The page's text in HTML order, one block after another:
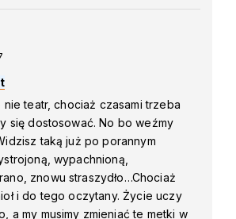
teatr, chociaż czasami trzeba
się dostosować. No bo weźmy
taką już po porannym
wypachnioną,
znowu straszydło…Chociaż
i do tego oczytany. Życie uczy
a my musimy zmieniać te metki w